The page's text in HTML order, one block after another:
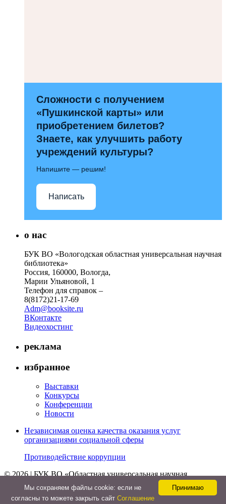
Сложности с получением
«Пушкинской карты» или
приобретением билетов?
Знаете, как улучшить работу
учреждений культуры?
Напишите — решим!
Написать
о нас
БУК ВО «Вологодская областная универсальная научная
библиотека»
Россия, 160000, Вологда,
Марии Ульяновой, 1
Телефон для справок –
8(8172)21-17-69
Adm@booksite.ru
ВКонтакте
Видеохостинг
реклама
избранное
Выставки
Конкурсы
Конференции
Новости
Независимая оценка качества оказания услуг
организациями социальной сферы
Противодействие коррупции
© 2026 | БУК ВО «Областная универсальная научная
библиотека»
Принимаю
Мы cохраняем файлы cookie: если не
согласны то можете закрыть сайт Соглашение